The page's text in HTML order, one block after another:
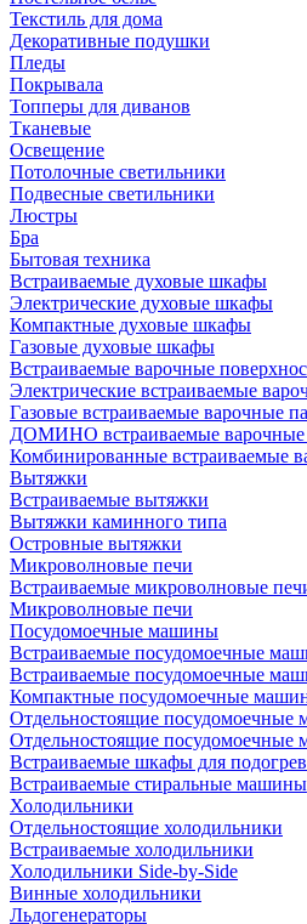
Текстиль для дома
Декоративные подушки
Пледы
Покрывала
Топперы для диванов
Тканевые
Освещение
Потолочные светильники
Подвесные светильники
Люстры
Бра
Бытовая техника
Встраиваемые духовые шкафы
Электрические духовые шкафы
Компактные духовые шкафы
Газовые духовые шкафы
Встраиваемые варочные
Электрические встраиваемые
Газовые встраиваемые варочные
ДОМИНО встраиваемые варочные
Комбинированные встраиваемые
Вытяжки
Встраиваемые вытяжки
Вытяжки каминного типа
Островные вытяжки
Микроволновые печи
Встраиваемые микроволновые
Микроволновые печи
Посудомоечные машины
Встраиваемые посудомоечные
Встраиваемые посудомоечные
Компактные посудомоечные
Отдельностоящие посудомоечные
Отдельностоящие посудомоечные
Встраиваемые шкафы для
Встраиваемые стиральные машины
Холодильники
Отдельностоящие холодильники
Встраиваемые холодильники
Холодильники Side-by-Side
Винные холодильники
Льдогенераторы